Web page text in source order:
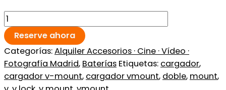
Reserve ahora
Categorías:Alquiler Accesorios · Cine · Vídeo ·
Fotografía Madrid, Baterías Etiquetas: cargador,
cargador v-mount, cargador vmount, doble, mount,